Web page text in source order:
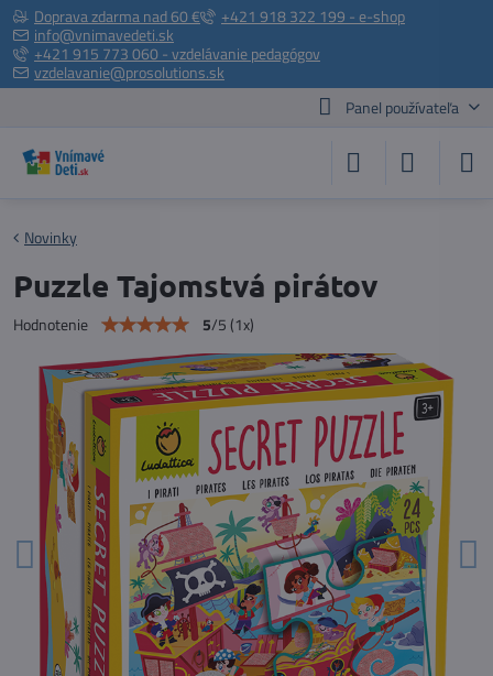
Doprava zdarma nad 60 €
+421 918 322 199 - e-shop
info@vnimavedeti.sk
+421 915 773 060 - vzdelávanie pedagógov
vzdelavanie@prosolutions.sk
Panel používateľa
Novinky
Puzzle Tajomstvá pirátov
Hodnotenie 5/5(1x)